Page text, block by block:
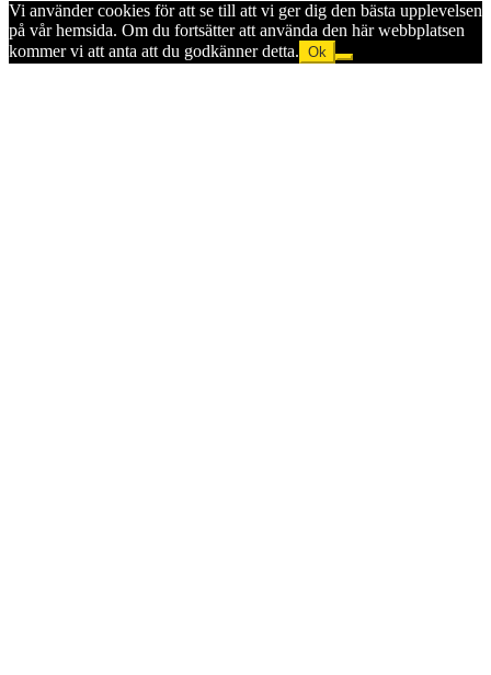
Vi använder cookies för att se till att vi ger dig den bästa upplevelsen
på vår hemsida. Om du fortsätter att använda den här webbplatsen
kommer vi att anta att du godkänner detta. Ok